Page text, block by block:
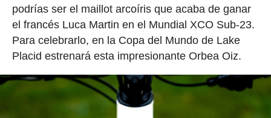
podrías ser el maillot arcoíris que acaba de ganar
el francés Luca Martin en el Mundial XCO Sub-23.
Para celebrarlo, en la Copa del Mundo de Lake
Placid estrenará esta impresionante Orbea Oiz.